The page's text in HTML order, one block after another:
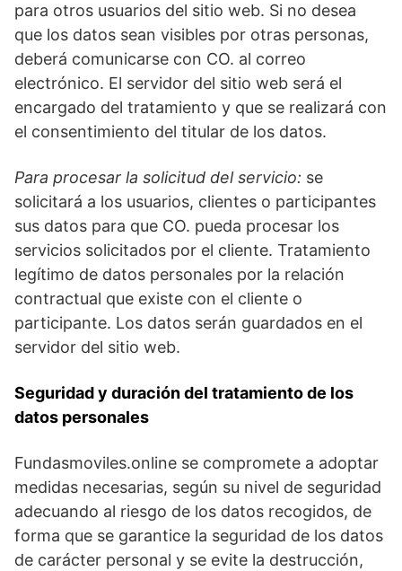
para otros usuarios del sitio web. Si no desea
que los datos sean visibles por otras personas,
deberá comunicarse con CO. al correo
electrónico. El servidor del sitio web será el
encargado del tratamiento y que se realizará con
el consentimiento del titular de los datos.
Para procesar la solicitud del servicio: se
solicitará a los usuarios, clientes o participantes
sus datos para que CO. pueda procesar los
servicios solicitados por el cliente. Tratamiento
legítimo de datos personales por la relación
contractual que existe con el cliente o
participante. Los datos serán guardados en el
servidor del sitio web.
Seguridad y duración del tratamiento de los
datos personales
Fundasmoviles.online se compromete a adoptar
medidas necesarias, según su nivel de seguridad
adecuando al riesgo de los datos recogidos, de
forma que se garantice la seguridad de los datos
de carácter personal y se evite la destrucción,